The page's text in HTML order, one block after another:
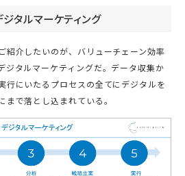
タルマーケティング
紹介したいのが、バリューチェーン効率
ジタルマーケティングだ。データ収集か
行にいたるプロセスの全てにデジタルを
まで落とし込まれている。